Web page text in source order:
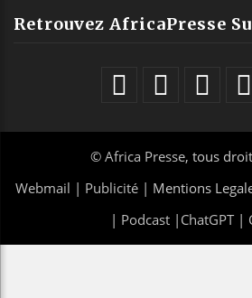
Retrouvez AfricaPresse
© Africa Presse, tous
Webmail | Publicité | Mentions
| Podcast| ChatGPT|